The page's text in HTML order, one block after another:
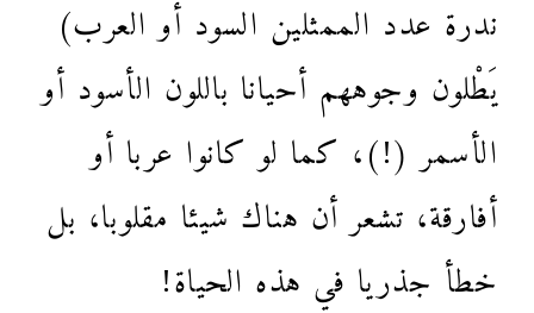
يَطْلون وجوههم أحيانا باللون الأسود أو
الأسمر (!)، كما لو كانوا عربا أو
أفارقة، تشعر أن هناك شيئا مقلوبا، بل
خطأ جذريا في هذه الحياة!